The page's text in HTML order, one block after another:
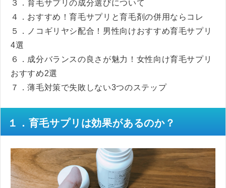
３．育毛サプリの成分選びについて
４．おすすめ！育毛サプリと育毛剤の併用ならコレ
５．ノコギリヤシ配合！男性向けおすすめ育毛サプリ
4選
６．成分バランスの良さが魅力！女性向け育毛サプリ
おすすめ2選
７．薄毛対策で失敗しない3つのステップ
１．育毛サプリは効果があるのか？